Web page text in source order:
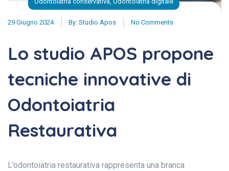
29 Giugno 2024 By: Studio Apos No Comments
Lo studio APOS propone
tecniche innovative di
Odontoiatria
Restaurativa
L’odontoiatria restaurativa rappresenta una branca